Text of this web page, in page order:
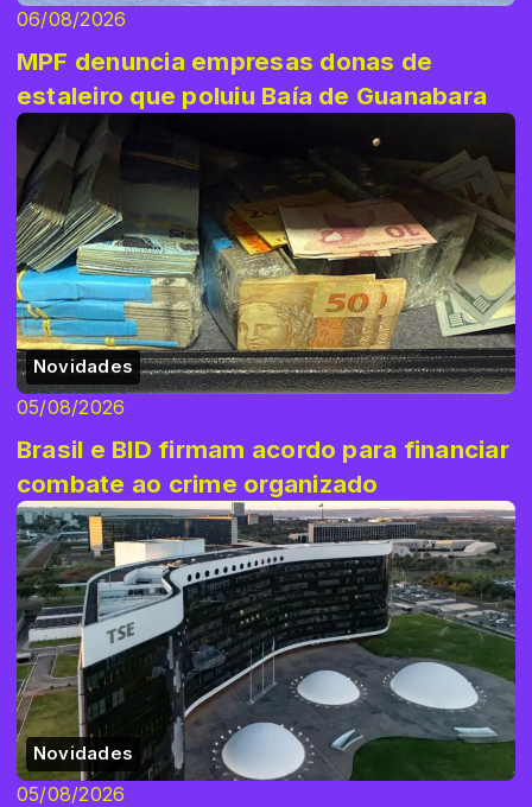
06/08/2026
MPF denuncia empresas donas de
estaleiro que poluiu Baía de Guanabara
Novidades
05/08/2026
Brasil e BID firmam acordo para financiar
combate ao crime organizado
Novidades
05/08/2026